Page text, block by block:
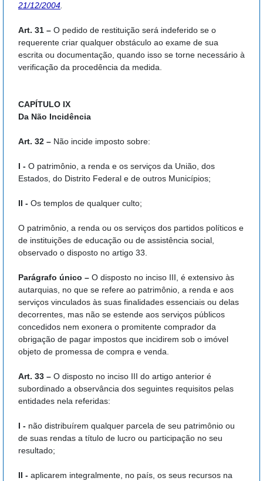
21/12/2004
Art. 31 – O pedido de restituição será indeferido se o
requerente criar qualquer obstáculo ao exame de sua
escrita ou documentação, quando isso se torne necessário à
verificação da procedência da medida.
CAPÍTULO IX
Da Não Incidência
Art. 32 – Não incide imposto sobre:
I - O patrimônio, a renda e os serviços da União, dos
Estados, do Distrito Federal e de outros Municípios;
II - Os templos de qualquer culto;
O patrimônio, a renda ou os serviços dos partidos políticos e
de instituições de educação ou de assistência social,
observado o disposto no artigo 33.
Parágrafo único – O disposto no inciso III, é extensivo às
autarquias, no que se refere ao patrimônio, a renda e aos
serviços vinculados às suas finalidades essenciais ou delas
decorrentes, mas não se estende aos serviços públicos
concedidos nem exonera o promitente comprador da
obrigação de pagar impostos que incidirem sob o imóvel
objeto de promessa de compra e venda.
Art. 33 – O disposto no inciso III do artigo anterior é
subordinado a observância dos seguintes requisitos pelas
entidades nela referidas:
I - não distribuírem qualquer parcela de seu patrimônio ou
de suas rendas a título de lucro ou participação no seu
resultado;
II - aplicarem integralmente, no país, os seus recursos na